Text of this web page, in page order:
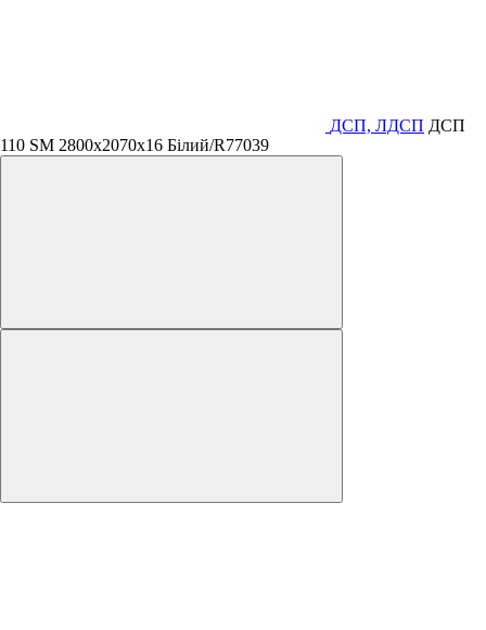
ДСП, ЛДСП ДСП
110 SM 2800х2070х16 Білий/R77039